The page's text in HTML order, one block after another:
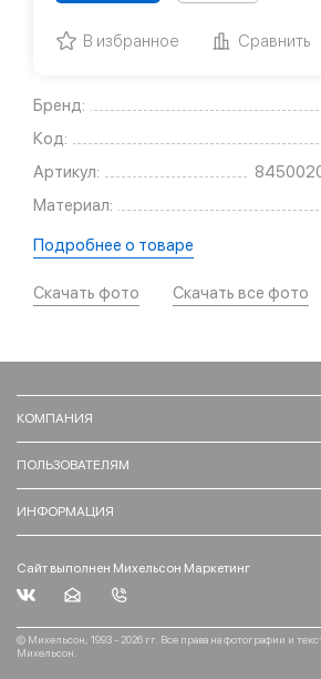
Бренд:
Код:
Артикул:
Материал:
Подробнее о товаре
Скачать фото Скачать все фото
В избранное Сравнить
КОМПАНИЯ
ПОЛЬЗОВАТЕЛЯМ
ИНФОРМАЦИЯ
Сайт выполнен Михельсон Маркетинг
© Михельсон, 1993 - 2026 гг. Все права на фотографии и
Михельсон.